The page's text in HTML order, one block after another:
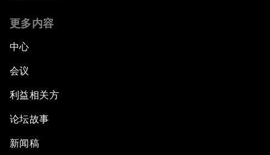
更多内容
中心
会议
利益相关方
论坛故事
新闻稿